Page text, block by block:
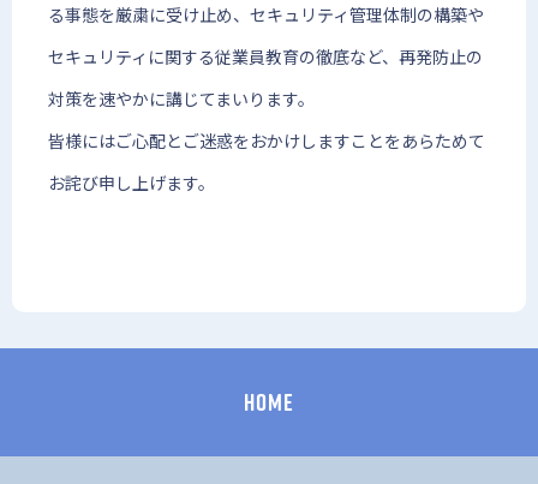
る事態を厳粛に受け止め、セキュリティ管理体制の構築や
セキュリティに関する従業員教育の徹底など、再発防止の
対策を速やかに講じてまいります。
皆様にはご心配とご迷惑をおかけしますことをあらためて
お詫び申し上げます。
HOME